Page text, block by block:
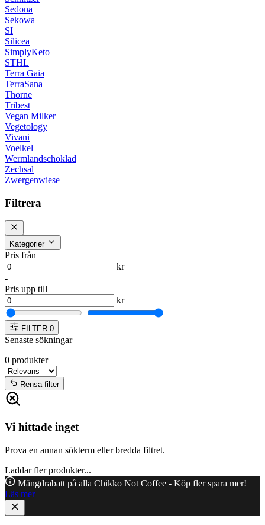
Sedona
Sekowa
SI
Silicea
SimplyKeto
STHL
Terra Gaia
TerraSana
Thorne
Tribest
Vegan Milker
Vegetology
Vivani
Voelkel
Wermlandschoklad
Zechsal
Zwergenwiese
Filtrera
Kategorier
Pris från
kr
-
Pris upp till
kr
FILTER 0
Senaste sökningar
0 produkter
Rensa filter
Vi hittade inget
Prova en annan sökterm eller bredda filtret.
Laddar fler produkter...
Mängdrabatt på alla Chikko Not Coffee - Köp fler spara mer!
Läs mer